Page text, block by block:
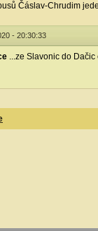
Čáslav-Chrudim
- 20:30:33
...ze Slavonic do